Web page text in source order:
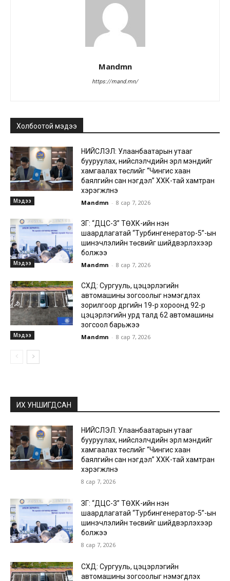
Mandmn
https://mand.mn/
Холбоотой мэдээ
Мэдээ
НИЙСЛЭЛ: Улаанбаатарын утааг
бууруулах, нийслэлчүүдийн эрүүл мэндийг
хамгаалах төслийг “Чингис хаан
баялгийн сан нэгдэл” ХХК-тай хамтран
хэрэгжүүлнэ
Mandmn - 8 сар 7, 2026
Мэдээ
ЗГ: “ДЦС-3” ТӨХК-ийн нэн
шаардлагатай “Турбингенератор-5”-ын
шинэчлэлийн төсвийг шийдвэрлэхээр
болжээ
Mandmn - 8 сар 7, 2026
Мэдээ
СХД: Сургууль, цэцэрлэгийн
автомашины зогсоолыг нэмэгдүүлэх
зорилгоор дүүргийн 19-р хороонд 92-р
цэцэрлэгийн урд талд 62 автомашины
зогсоол барьжээ
Mandmn - 8 сар 7, 2026
ИХ УНШИГДСАН
НИЙСЛЭЛ: Улаанбаатарын утааг
бууруулах, нийслэлчүүдийн эрүүл мэндийг
хамгаалах төслийг “Чингис хаан
баялгийн сан нэгдэл” ХХК-тай хамтран
хэрэгжүүлнэ
8 сар 7, 2026
ЗГ: “ДЦС-3” ТӨХК-ийн нэн
шаардлагатай “Турбингенератор-5”-ын
шинэчлэлийн төсвийг шийдвэрлэхээр
болжээ
8 сар 7, 2026
СХД: Сургууль, цэцэрлэгийн
автомашины зогсоолыг нэмэгдүүлэх